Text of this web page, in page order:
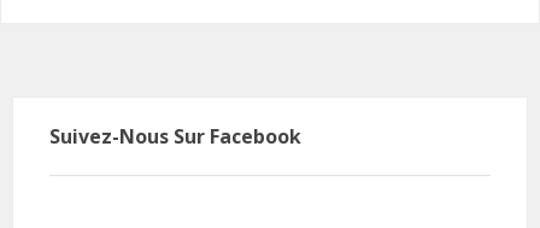
Suivez-Nous Sur Facebook